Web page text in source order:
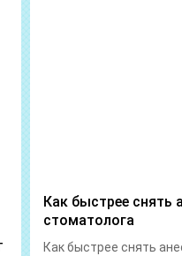
Как быстрее снять
стоматолога
Как быстрее снять